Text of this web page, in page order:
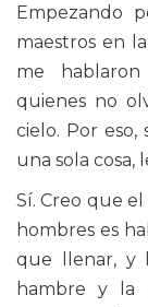
Empezando
maestros en
me
quienes no
cielo. Por
una sola cosa,
Sí. Creo que
hombres es
que llenar, y
hambre y la